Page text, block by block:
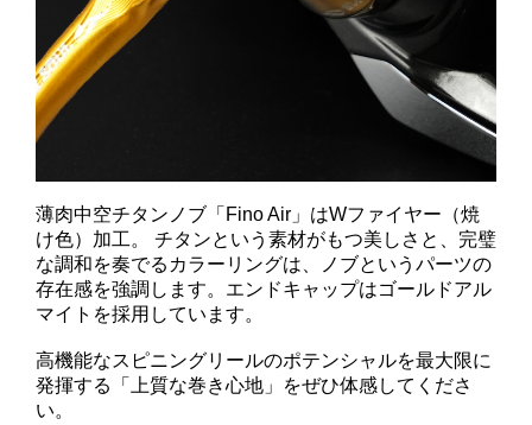
薄肉中空チタンノブ「Fino Air」はWファイヤー（焼
け色）加工。 チタンという素材がもつ美しさと、完璧
な調和を奏でるカラーリングは、ノブというパーツの
存在感を強調します。エンドキャップはゴールドアル
マイトを採用しています。
高機能なスピニングリールのポテンシャルを最大限に
発揮する「上質な巻き心地」をぜひ体感してくださ
い。